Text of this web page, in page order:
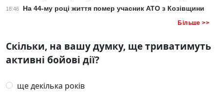
18:46 На 44-му році життя помер учасник АТО з Козівщини
Більше >>
Скільки, на вашу думку, ще триватимуть
активні бойові дії?
ще декілька років